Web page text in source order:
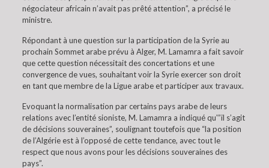
négociateur africain n’avait pas prêté attention”, a précisé le
ministre.
Répondant à une question sur la participation de la Syrie au
prochain Sommet arabe prévu à Alger, M. Lamamra a fait savoir
que cette question nécessitait des concertations et une
convergence de vues, souhaitant voir la Syrie exercer son droit
en tant que membre de la Ligue arabe et participer aux travaux.
Evoquant la normalisation par certains pays arabe de leurs
relations avec l’entité sioniste, M. Lamamra a indiqué qu'”il s’agit
de décisions souveraines”, soulignant toutefois que “la position
de l’Algérie est à l’opposé de cette tendance, avec tout le
respect que nous avons pour les décisions souveraines des
pays”.